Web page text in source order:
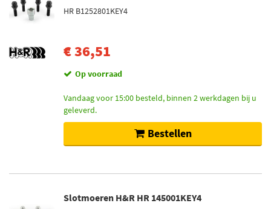
HR B1252801KEY4
€ 36,51
Op voorraad
Vandaag voor 15:00 besteld, binnen 2 werkdagen bij u
geleverd.
Bestellen
Slotmoeren H&R HR 145001KEY4